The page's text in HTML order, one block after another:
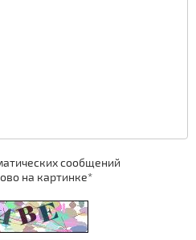
сообщений
на картинке*